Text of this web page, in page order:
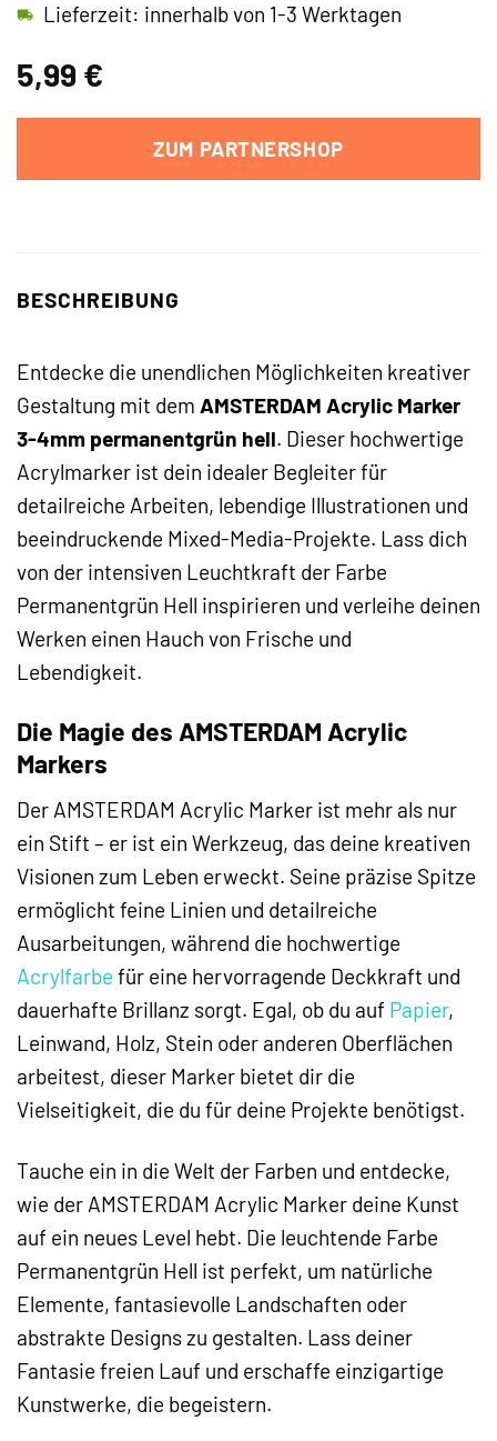
5,99 €
Lieferzeit: innerhalb von 1-3 Werktagen
ZUM PARTNERSHOP
BESCHREIBUNG
Entdecke die unendlichen Möglichkeiten kreativer
Gestaltung mit dem AMSTERDAM Acrylic Marker
3-4mm permanentgrün hell. Dieser hochwertige
Acrylmarker ist dein idealer Begleiter für
detailreiche Arbeiten, lebendige Illustrationen und
beeindruckende Mixed-Media-Projekte. Lass dich
von der intensiven Leuchtkraft der Farbe
Permanentgrün Hell inspirieren und verleihe deinen
Werken einen Hauch von Frische und
Lebendigkeit.
Die Magie des AMSTERDAM Acrylic
Markers
Der AMSTERDAM Acrylic Marker ist mehr als nur
ein Stift – er ist ein Werkzeug, das deine kreativen
Visionen zum Leben erweckt. Seine präzise Spitze
ermöglicht feine Linien und detailreiche
Ausarbeitungen, während die hochwertige
Acrylfarbe für eine hervorragende Deckkraft und
dauerhafte Brillanz sorgt. Egal, ob du auf Papier,
Leinwand, Holz, Stein oder anderen Oberflächen
arbeitest, dieser Marker bietet dir die
Vielseitigkeit, die du für deine Projekte benötigst.
Tauche ein in die Welt der Farben und entdecke,
wie der AMSTERDAM Acrylic Marker deine Kunst
auf ein neues Level hebt. Die leuchtende Farbe
Permanentgrün Hell ist perfekt, um natürliche
Elemente, fantasievolle Landschaften oder
abstrakte Designs zu gestalten. Lass deiner
Fantasie freien Lauf und erschaffe einzigartige
Kunstwerke, die begeistern.